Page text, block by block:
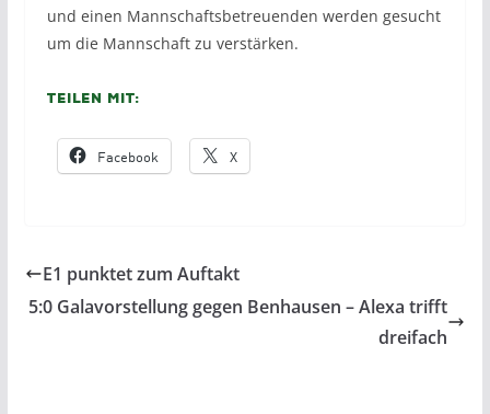
und einen Mannschaftsbetreuenden werden gesucht
um die Mannschaft zu verstärken.
Teilen mit:
Facebook X
E1 punktet zum Auftakt
5:0 Galavorstellung gegen Benhausen – Alexa trifft
dreifach